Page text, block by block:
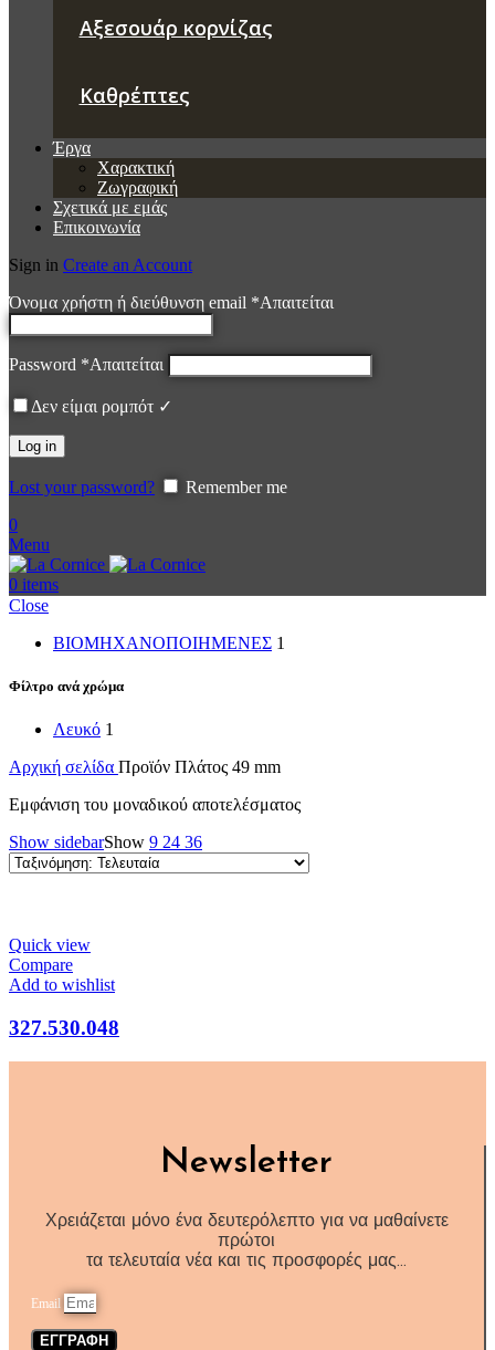
Αξεσουάρ κορνίζας
Καθρέπτες
Έργα
Χαρακτική
Ζωγραφική
Σχετικά με εμάς
Επικοινωνία
Sign in Create an Account
Όνομα χρήστη ή διεύθυνση email *Απαιτείται
Password *Απαιτείται
Δεν είμαι ρομπότ ✓
Log in
Lost your password?
Remember me
0
Menu
0 items
Close
ΒΙΟΜΗΧΑΝΟΠΟΙΗΜΕΝΕΣ 1
Φίλτρο ανά χρώμα
Λευκό 1
Αρχική σελίδα Προϊόν Πλάτος 49 mm
Εμφάνιση του μοναδικού αποτελέσματος
Show sidebarShow 9 24 36
Quick view
Compare
Add to wishlist
327.530.048
Newsletter
Χρειάζεται μόνο ένα δευτερόλεπτο για να μαθαίνετε
πρώτοι
τα τελευταία νέα και τις προσφορές μας…
Email
ΕΓΓΡΑΦΗ